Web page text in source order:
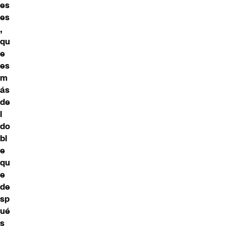
es
es
,
qu
e
es
m
ás
de
l
do
bl
e
qu
e
de
sp
ué
s